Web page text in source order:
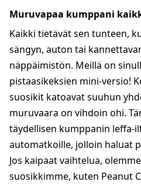
Muruvapaa kumppani
Kaikki tietävät sen tunteen,
sängyn, auton tai
näppäimistön. Meillä on
pistaasikeksien mini-versio!
suosikit katoavat suuhun
muruvaara on vihdoin ohi.
täydellisen kumppanin leffa-
automatkoille, jolloin haluat
Jos kaipaat vaihtelua,
suosikkimme, kuten Peanut